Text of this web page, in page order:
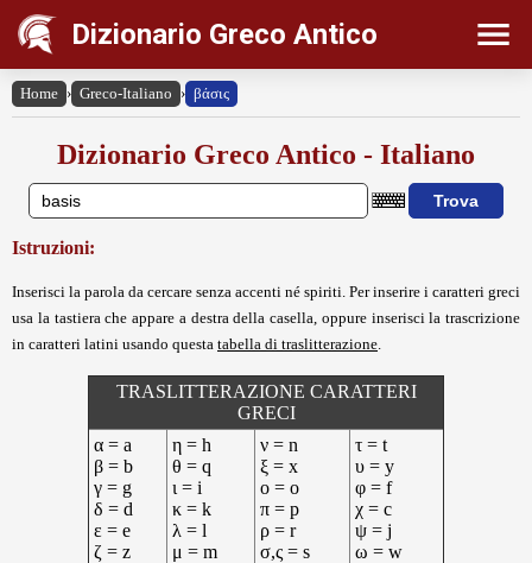
Dizionario Greco Antico
Home › Greco-Italiano › βάσις
Dizionario Greco Antico - Italiano
Istruzioni:
Inserisci la parola da cercare senza accenti né spiriti. Per inserire i caratteri greci
usa la tastiera che appare a destra della casella, oppure inserisci la trascrizione
in caratteri latini usando questa tabella di traslitterazione
TRASLITTERAZIONE CARATTERI
GRECI
α = a
β = b
γ = g
δ = d
ε = e
ζ = z
η = h
θ = q
ι = i
κ = k
λ = l
μ = m
ν = n
ξ = x
ο = o
π = p
ρ = r
σ,ς = s
τ = t
υ = y
φ = f
χ = c
ψ = j
ω = w